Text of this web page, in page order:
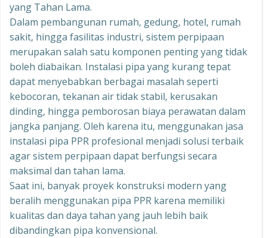
yang Tahan Lama.
Dalam pembangunan rumah, gedung, hotel, rumah
sakit, hingga fasilitas industri, sistem perpipaan
merupakan salah satu komponen penting yang tidak
boleh diabaikan. Instalasi pipa yang kurang tepat
dapat menyebabkan berbagai masalah seperti
kebocoran, tekanan air tidak stabil, kerusakan
dinding, hingga pemborosan biaya perawatan dalam
jangka panjang. Oleh karena itu, menggunakan jasa
instalasi pipa PPR profesional menjadi solusi terbaik
agar sistem perpipaan dapat berfungsi secara
maksimal dan tahan lama.
Saat ini, banyak proyek konstruksi modern yang
beralih menggunakan pipa PPR karena memiliki
kualitas dan daya tahan yang jauh lebih baik
dibandingkan pipa konvensional.